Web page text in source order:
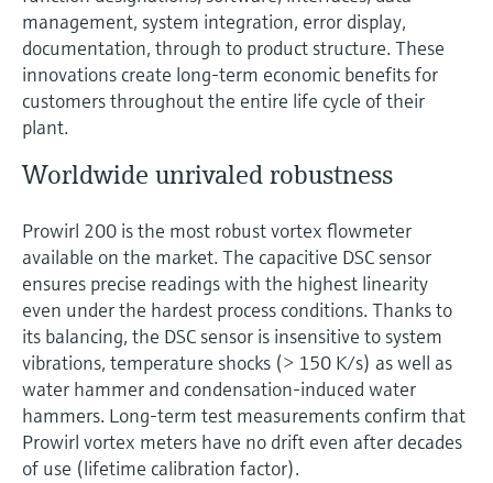
management, system integration, error display,
documentation, through to product structure. These
innovations create long-term economic benefits for
customers throughout the entire life cycle of their
plant.
Worldwide unrivaled robustness
Prowirl 200 is the most robust vortex flowmeter
available on the market. The capacitive DSC sensor
ensures precise readings with the highest linearity
even under the hardest process conditions. Thanks to
its balancing, the DSC sensor is insensitive to system
vibrations, temperature shocks (> 150 K/s) as well as
water hammer and condensation-induced water
hammers. Long-term test measurements confirm that
Prowirl vortex meters have no drift even after decades
of use (lifetime calibration factor).